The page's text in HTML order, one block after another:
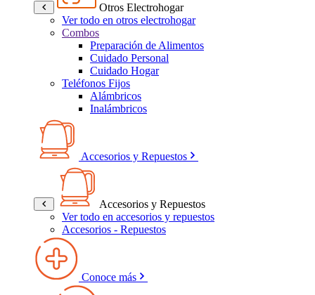
Otros Electrohogar
Ver todo en otros electrohogar
Combos
Preparación de Alimentos
Cuidado Personal
Cuidado Hogar
Teléfonos Fijos
Alámbricos
Inalámbricos
Accesorios y Repuestos
Accesorios y Repuestos
Ver todo en accesorios y repuestos
Accesorios - Repuestos
Conoce más